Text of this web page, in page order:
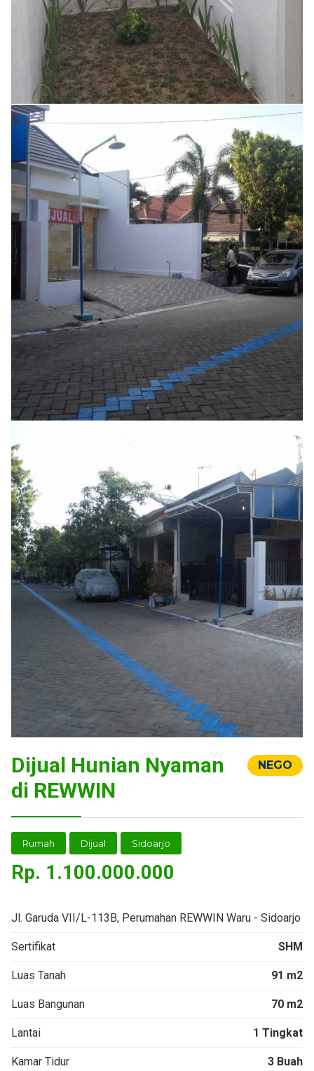
Dijual Hunian Nyaman
di REWWIN
NEGO
Rumah Dijual Sidoarjo
Rp. 1.100.000.000
Jl. Garuda VII/L-113B, Perumahan REWWIN Waru - Sidoarjo
Sertifikat SHM
Luas Tanah 91 m2
Luas Bangunan 70 m2
Lantai 1 Tingkat
Kamar Tidur 3 Buah